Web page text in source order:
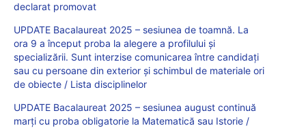
declarat promovat
UPDATE Bacalaureat 2025 – sesiunea de toamnă. La
ora 9 a început proba la alegere a profilului și
specializării. Sunt interzise comunicarea între candidați
sau cu persoane din exterior și schimbul de materiale ori
de obiecte / Lista disciplinelor
UPDATE Bacalaureat 2025 – sesiunea august continuă
marți cu proba obligatorie la Matematică sau Istorie /